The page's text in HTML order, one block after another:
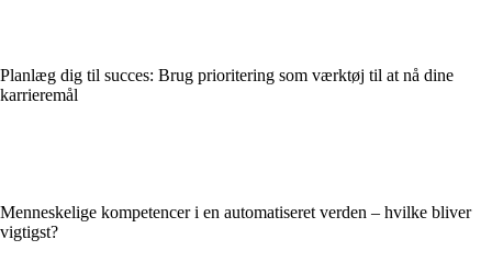
Planlæg dig til succes: Brug prioritering som værktøj til at nå dine
karrieremål
Menneskelige kompetencer i en automatiseret verden – hvilke bliver
vigtigst?